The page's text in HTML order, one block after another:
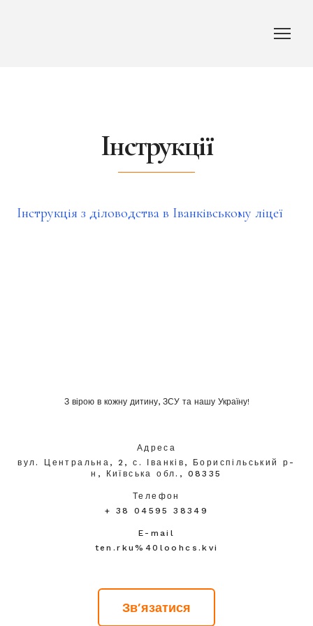
Інструкції
Інструкція з діловодства в Іванківському ліцеї
З вірою в кожну дитину, ЗСУ та нашу Україну!
Адреса
вул. Центральна, 2, с. Іванків, Бориспільський р-
н, Київська обл., 08335
Телефон
+ 38 04595 38349
E-mail
ten.rku%40loohcs.kvi
Зв'язатися